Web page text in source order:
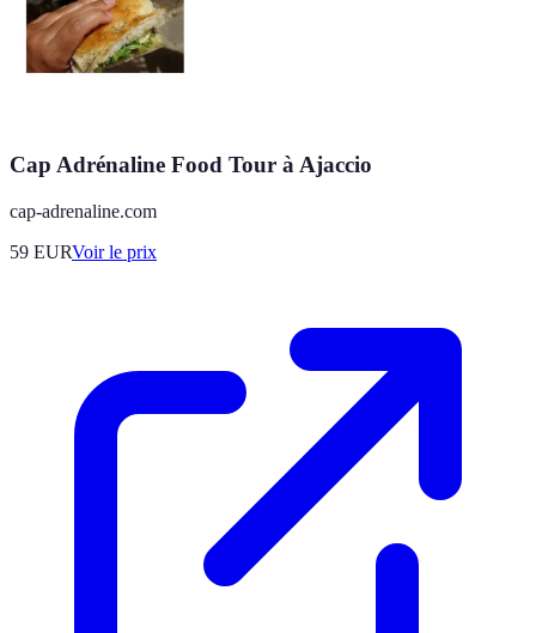
Cap Adrénaline Food Tour à Ajaccio
cap-adrenaline.com
59 EURVoir le prix